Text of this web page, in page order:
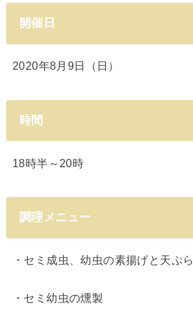
開催日
2020年8月9日（日）
時間
18時半～20時
調理メニュー
・セミ成虫、幼虫の素揚げと天ぷら
・セミ幼虫の燻製